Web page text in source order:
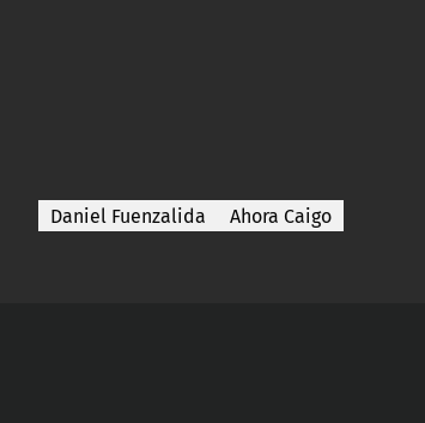
Daniel Fuenzalida Ahora Caigo